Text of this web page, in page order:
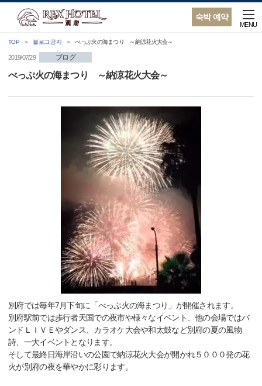
숙박 예약
MENU
TOP 블로그·공지 べっぷ火の海まつり ～納涼花火大会～
2019/07/29 ブログ
べっぷ火の海まつり ～納涼花火大会～
別府では毎年7月下旬に「べっぷ火の海まつり」が開催されます。
別府駅前では歩行者天国での夜市や様々なイベント、他の会場ではバ
ンドＬＩＶＥやダンス、カラオケ大会や和太鼓など別府の夏の風物
詩、一大イベントとなります。
そして最終日海岸沿いの公園で納涼花火大会が開かれ５０００発の花
火が別府の夜を華やかに彩ります。